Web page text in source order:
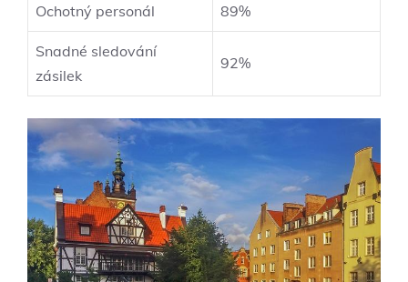
Ochotný personál 89%
Snadné⁣ sledování
zásilek
92%